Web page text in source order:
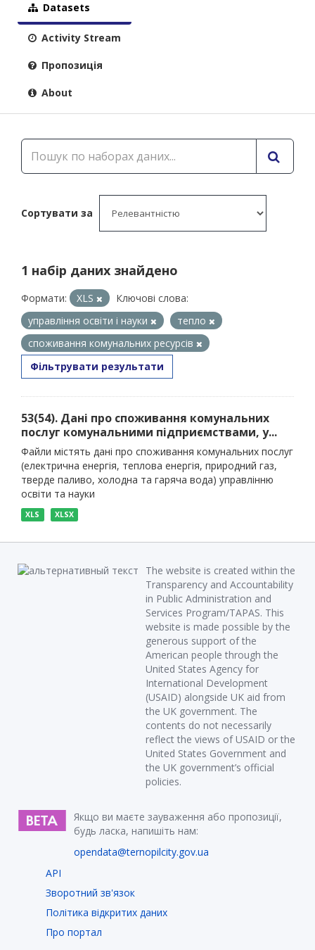
Datasets
Activity Stream
Пропозиція
About
Сортувати за
1 набір даних знайдено
Формати: XLS
Ключові слова:
управління освіти і науки
тепло
споживання комунальних ресурсів
Фільтрувати результати
53(54). Дані про споживання комунальних
послуг комунальними підприємствами, у...
Файли містять дані про споживання комунальних послуг
(електрична енергія, теплова енергія, природний газ,
тверде паливо, холодна та гаряча вода) управлінню
освіти та науки
XLS XLSX
The website is created within the
Transparency and Accountability
in Public Administration and
Services Program/TAPAS. This
website is made possible by the
generous support of the
American people through the
United States Agency for
International Development
(USAID) alongside UK aid from
the UK government. The
contents do not necessarily
reflect the views of USAID or the
United States Government and
the UK government’s official
policies.
Якщо ви маєте зауваження або пропозиції,
будь ласка, напишіть нам:
opendata@ternopilcity.gov.ua
API
Зворотний зв'язок
Політика відкритих даних
Про портал